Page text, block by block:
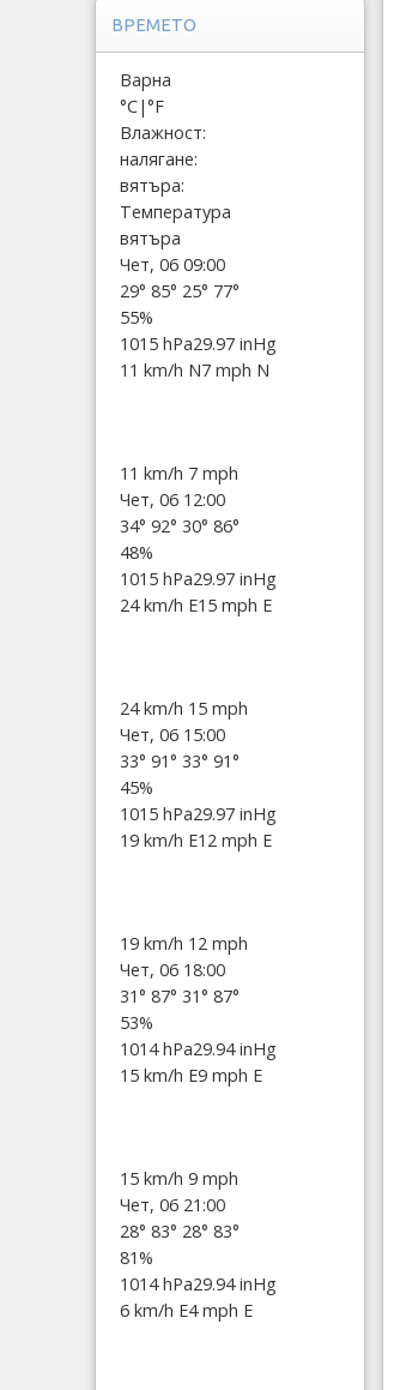
ВРЕМЕТО
Варна
°C|°F
Влажност:
налягане:
вятъра:
Температура
вятъра
Чет, 06 09:00
29° 85° 25° 77°
55%
1015 hPa29.97 inHg
11 km/h N7 mph N
11 km/h 7 mph
Чет, 06 12:00
34° 92° 30° 86°
48%
1015 hPa29.97 inHg
24 km/h E15 mph E
24 km/h 15 mph
Чет, 06 15:00
33° 91° 33° 91°
45%
1015 hPa29.97 inHg
19 km/h E12 mph E
19 km/h 12 mph
Чет, 06 18:00
31° 87° 31° 87°
53%
1014 hPa29.94 inHg
15 km/h E9 mph E
15 km/h 9 mph
Чет, 06 21:00
28° 83° 28° 83°
81%
1014 hPa29.94 inHg
6 km/h E4 mph E